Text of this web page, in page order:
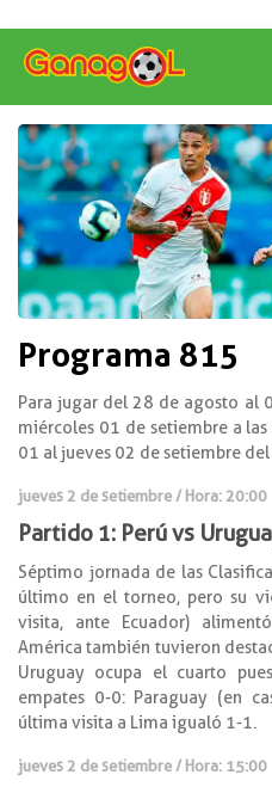
Programa 815
Para jugar del 28 de agosto al
miércoles 01 de setiembre a
01 al jueves 02 de setiembre
jueves 2 de setiembre / Hora: 20:00
Partido 1: Perú vs
Séptimo jornada de las
último en el torneo, pero su
visita, ante Ecuador)
América también tuvieron
Uruguay ocupa el cuarto
empates 0-0: Paraguay (en
última visita a Lima igualó 1-1.
jueves 2 de setiembre / Hora: 15:00